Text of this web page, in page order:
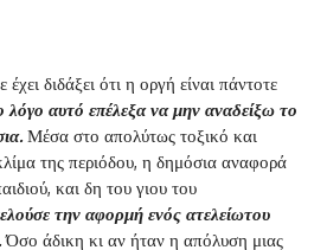
διδάξει ότι η οργή είναι πάντοτε
λόγο αυτό επέλεξα να μην αναδείξω το
Μέσα στο απολύτως τοξικό και
της περιόδου, η δημόσια αναφορά
και δη του γιου του
την αφορμή ενός ατελείωτου
Όσο άδικη κι αν ήταν η απόλυση μιας